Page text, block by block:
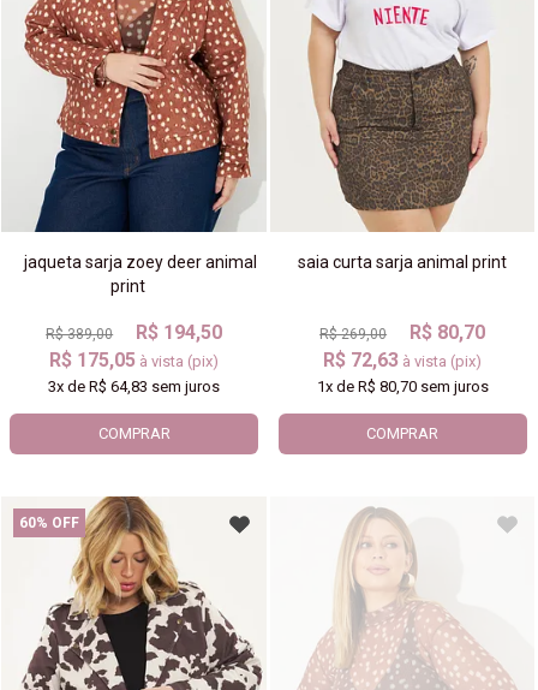
jaqueta sarja zoey deer animal
print
R$ 389,00
R$ 194,50
R$ 175,05 à vista (pix)
3x deR$ 64,83 sem juros
COMPRAR
saia curta sarja animal print
R$ 269,00
R$ 80,70
R$ 72,63 à vista (pix)
1xde R$ 80,70sem juros
COMPRAR
60% OFF